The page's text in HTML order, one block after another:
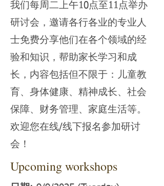
我们每周二上午10点至11点举办
研讨会，邀请各行各业的专业人
士免费分享他们在各个领域的经
验和知识，帮助家长学习和成
长，内容包括但不限于：儿童教
育、身体健康、精神成长、社会
保障、财务管理、家庭生活等。
欢迎您在线/线下报名参加研讨
会！
Upcoming workshops